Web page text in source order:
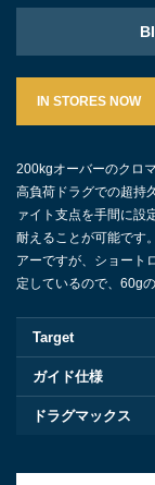
IN STORES NOW
200kgオーバーのクロ
高負荷ドラグでの超持
ァイト支点を手間に設
耐えることが可能です
アーですが、ショート
定しているので、60g
Target
ガイド仕様
ドラグマックス